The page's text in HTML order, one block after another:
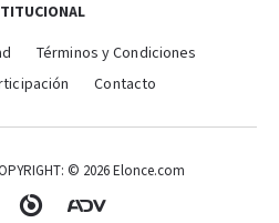
Términos y Condiciones
Contacto
© 2026 Elonce.com